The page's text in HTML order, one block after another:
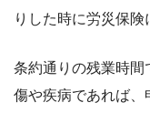
りした時に労災保険
条約通りの残業時間
傷や疾病であれば、